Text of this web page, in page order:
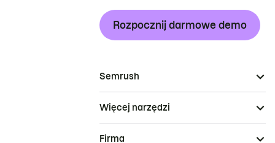
Rozpocznij darmowe demo
Semrush
Więcej narzędzi
Firma